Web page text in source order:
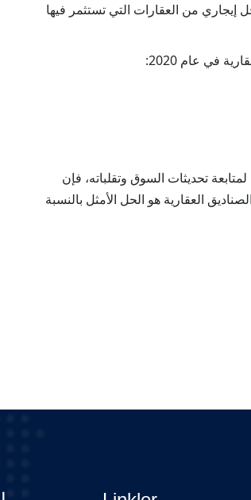
إيجاري من العقارات التي تستثمر فيها
في عام 2020:
تحديثات السوق وتقلباته، فإن
صناديق الاستثمار العقاري التابعة لشركة 24 لإدارة الصناديق العقارية هو الحل الأمثل بالنسبة